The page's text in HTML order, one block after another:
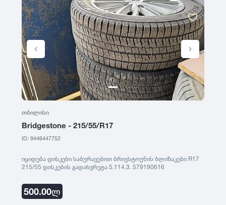
თბილისი
Bridgestone - 215/55/R17
ID: 9446447752
იყიდება დისკები საბურავებით ბრიჯსტოუნის ბლიზაკები R17
215/55 დისკების გადახვრეტა 5.114.3. 579190616
500.00ლ